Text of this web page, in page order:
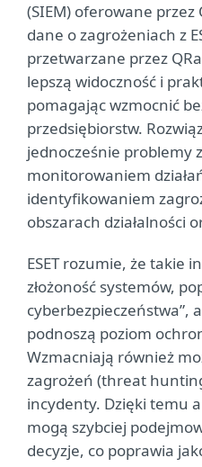
(SIEM) oferowane przez
dane o zagrożeniach z
przetwarzane przez
lepszą widoczność i
pomagając wzmocnić
przedsiębiorstw.
jednocześnie problemy
monitorowaniem
identyfikowaniem
obszarach działalności
ESET rozumie, że takie
złożoność systemów,
cyberbezpieczeństwa”,
podnoszą poziom
Wzmacniają również
zagrożeń (threat
incydenty. Dzięki temu
mogą szybciej
decyzje, co poprawia